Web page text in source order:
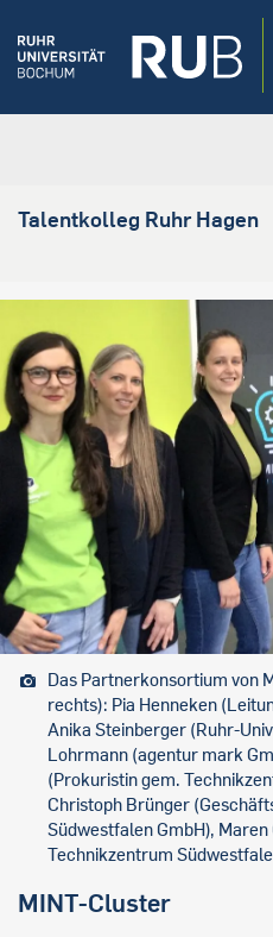
Talentkolleg Ruhr Hagen
Das Partnerkonsortium von
rechts): Pia Henneken
Anika Steinberger (Ruhr-
Lohrmann (agentur mark
(Prokuristin gem.
Christoph Brünger
Südwestfalen GmbH),
Technikzentrum
MINT-Cluster